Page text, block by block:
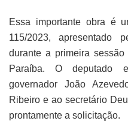
Essa importante obra é
115/2023, apresentado
durante a primeira
Paraíba. O deputado
governador João
Ribeiro e ao secretário
prontamente a solicitação.